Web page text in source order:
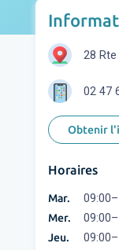
28
02 47
Obtenir
Horaires
Mar.
Mer.
Jeu.